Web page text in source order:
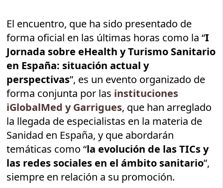
El encuentro, que ha sido presentado de
forma oficial en las últimas horas como la “I
Jornada sobre eHealth y Turismo Sanitario
en España: situación actual y
perspectivas”, es un evento organizado de
forma conjunta por las instituciones
iGlobalMed y Garrigues, que han arreglado
la llegada de especialistas en la materia de
Sanidad en España, y que abordarán
temáticas como “la evolución de las TICs y
las redes sociales en el ámbito sanitario”,
siempre en relación a su promoción.